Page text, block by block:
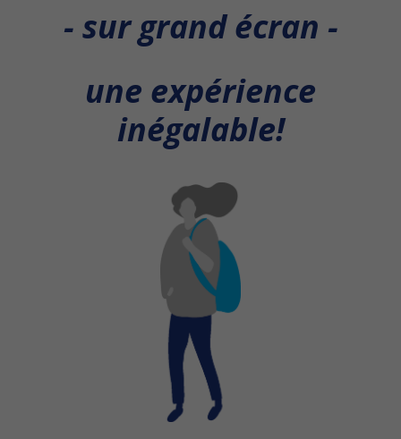
- sur grand écran -
une expérience
inégalable!